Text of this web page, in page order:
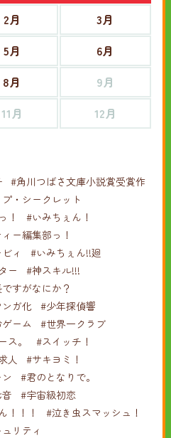
2月
3月
5月
6月
8月
9月
11月 12月
#角川つばさ文庫小説賞受賞作
・シークレット
！
#いみちぇん！
ー編集部っ！
ィ
#いみちぇん!!廻
ー
#神スキル!!!
すがなにか？
ガ化
#少年探偵響
ーム
#世界一クラブ
。
#スイッチ！
人
#サキヨミ！
#君のとなりで。
#宇宙級初恋
！！！
#泣き虫スマッシュ！
リティ